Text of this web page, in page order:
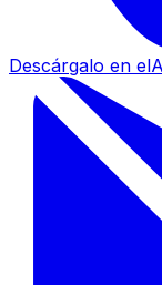
Descárgalo en el